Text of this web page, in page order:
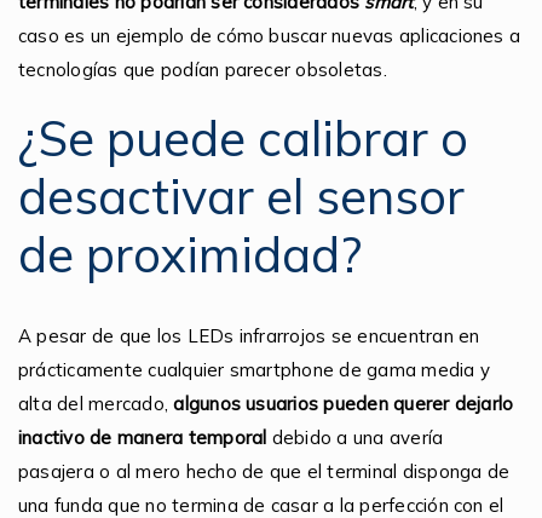
caso es un ejemplo de cómo buscar nuevas aplicaciones a
tecnologías que podían parecer obsoletas.
¿Se puede calibrar o
desactivar el sensor
de proximidad?
A pesar de que los LEDs infrarrojos se encuentran en
prácticamente cualquier smartphone de gama media y
alta del mercado,algunos usuarios pueden querer dejarlo
inactivo de manera temporal debido a una avería
pasajera o al mero hecho de que el terminal disponga de
una funda que no termina de casar a la perfección con el